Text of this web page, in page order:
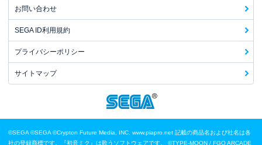
お問い合わせ
SEGA ID利用規約
プライバシーポリシー
サイトマップ
©SEGA ©SEGA ©Crypton Future Media, INC. www.piapro.net 記載の商品名および社名は各
社の登録商標です。『初音ミク』は歌うソフトウェアです。
©TYPE-MOON / FGO ARCADE